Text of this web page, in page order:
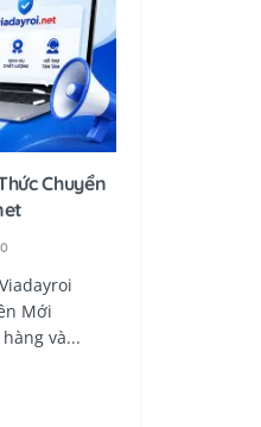
Chuyển
0
Mới
và...